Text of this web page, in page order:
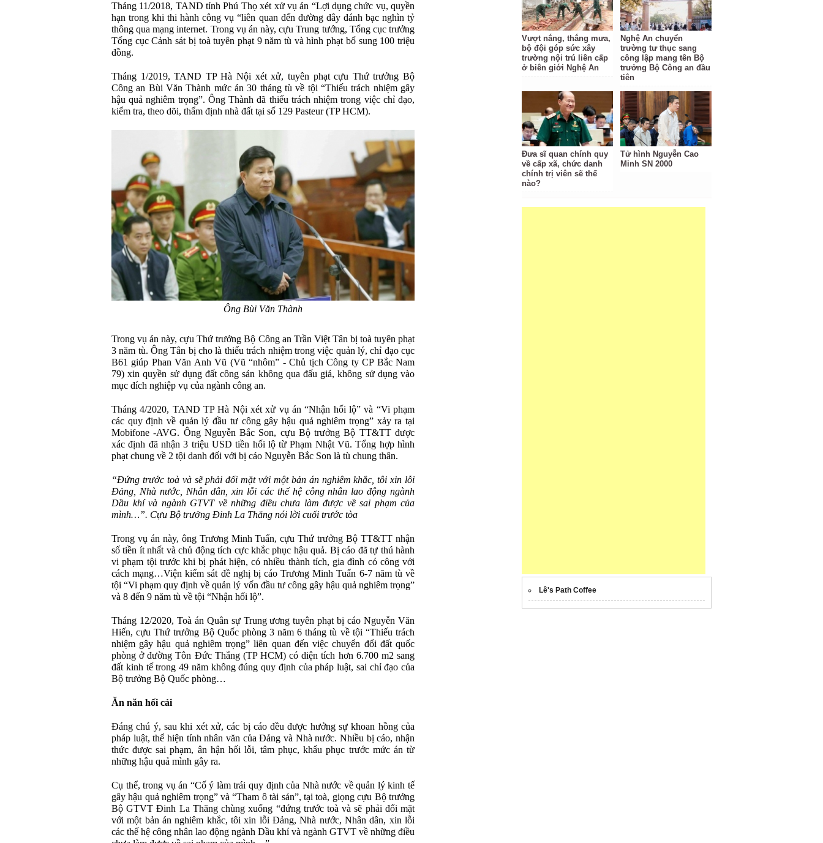
Tháng 11/2018, TAND tỉnh Phú Thọ xét xử vụ án “Lợi dụng chức vụ, quyền
hạn trong khi thi hành công vụ “liên quan đến đường dây đánh bạc nghìn tỷ
thông qua mạng internet. Trong vụ án này, cựu Trung tướng, Tổng cục trưởng
Tổng cục Cảnh sát bị toà tuyên phạt 9 năm tù và hình phạt bổ sung 100 triệu
đồng.
Tháng 1/2019, TAND TP Hà Nội xét xử, tuyên phạt cựu Thứ trưởng Bộ
Công an Bùi Văn Thành mức án 30 tháng tù về tội “Thiếu trách nhiệm gây
hậu quả nghiêm trọng”. Ông Thành đã thiếu trách nhiệm trong việc chỉ đạo,
kiểm tra, theo dõi, thẩm định nhà đất tại số 129 Pasteur (TP HCM).
Ông Bùi Văn Thành
Trong vụ án này, cựu Thứ trưởng Bộ Công an Trần Việt Tân bị toà tuyên phạt
3 năm tù. Ông Tân bị cho là thiếu trách nhiệm trong việc quản lý, chỉ đạo cục
B61 giúp Phan Văn Anh Vũ (Vũ “nhôm” - Chủ tịch Công ty CP Bắc Nam
79) xin quyền sử dụng đất công sản không qua đấu giá, không sử dụng vào
mục đích nghiệp vụ của ngành công an.
Tháng 4/2020, TAND TP Hà Nội xét xử vụ án “Nhận hối lộ” và “Vi phạm
các quy định về quản lý đầu tư công gây hậu quả nghiêm trọng” xảy ra tại
Mobifone -AVG. Ông Nguyễn Bắc Son, cựu Bộ trưởng Bộ TT&TT được
xác định đã nhận 3 triệu USD tiền hối lộ từ Phạm Nhật Vũ. Tổng hợp hình
phạt chung về 2 tội danh đối với bị cáo Nguyễn Bắc Son là tù chung thân.
“Đứng trước toà và sẽ phải đối mặt với một bản án nghiêm khắc, tôi xin lỗi
Đảng, Nhà nước, Nhân dân, xin lỗi các thế hệ công nhân lao động ngành
Dầu khí và ngành GTVT về những điều chưa làm được về sai phạm của
mình…”. Cựu Bộ trưởng Đinh La Thăng nói lời cuối trước tòa
Trong vụ án này, ông Trương Minh Tuấn, cựu Thứ trưởng Bộ TT&TT nhận
số tiền ít nhất và chủ động tích cực khắc phục hậu quả. Bị cáo đã tự thú hành
vi phạm tội trước khi bị phát hiện, có nhiều thành tích, gia đình có công với
cách mạng…Viện kiểm sát đề nghị bị cáo Trương Minh Tuấn 6-7 năm tù về
tội “Vi phạm quy định về quản lý vốn đầu tư công gây hậu quả nghiêm trọng”
và 8 đến 9 năm tù về tội “Nhận hối lộ”.
Tháng 12/2020, Toà án Quân sự Trung ương tuyên phạt bị cáo Nguyễn Văn
Hiến, cựu Thứ trưởng Bộ Quốc phòng 3 năm 6 tháng tù về tội “Thiếu trách
nhiệm gây hậu quả nghiêm trọng” liên quan đến việc chuyển đổi đất quốc
phòng ở đường Tôn Đức Thắng (TP HCM) có diện tích hơn 6.700 m2 sang
đất kinh tế trong 49 năm không đúng quy định của pháp luật, sai chỉ đạo của
Bộ trưởng Bộ Quốc phòng…
Ăn năn hối cải
Đáng chú ý, sau khi xét xử, các bị cáo đều được hưởng sự khoan hồng của
pháp luật, thể hiện tính nhân văn của Đảng và Nhà nước. Nhiều bị cáo, nhận
thức được sai phạm, ân hận hối lỗi, tâm phục, khẩu phục trước mức án từ
những hậu quả mình gây ra.
Cụ thể, trong vụ án “Cố ý làm trái quy định của Nhà nước về quản lý kinh tế
gây hậu quả nghiêm trọng” và “Tham ô tài sản”, tại toà, giọng cựu Bộ trưởng
Bộ GTVT Đinh La Thăng chùng xuống “đứng trước toà và sẽ phải đối mặt
với một bản án nghiêm khắc, tôi xin lỗi Đảng, Nhà nước, Nhân dân, xin lỗi
các thế hệ công nhân lao động ngành Dầu khí và ngành GTVT về những điều
Vượt nắng, thắng mưa,
bộ đội góp sức xây
trường nội trú liên cấp
ở biên giới Nghệ An
Nghệ An chuyển
trường tư thục sang
công lập mang tên Bộ
trưởng Bộ Công an đầu
tiên
Đưa sĩ quan chính quy
về cấp xã, chức danh
chính trị viên sẽ thế
nào?
Tử hình Nguyễn Cao
Minh SN 2000
Lê's Path Coffee